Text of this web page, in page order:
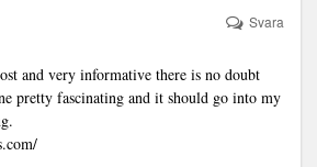
and very informative there is no doubt
pretty fascinating and it should go into my
Svara